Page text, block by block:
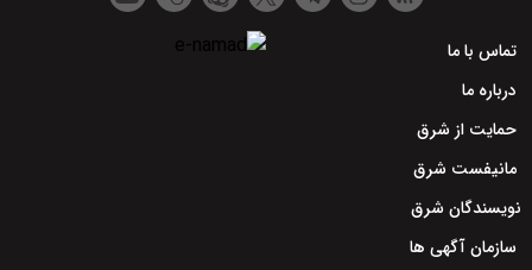
تماس با ما
درباره ما
حمایت از شرق
مانیفست شرق
نویسندگان شرق
سازمان آگهی ها